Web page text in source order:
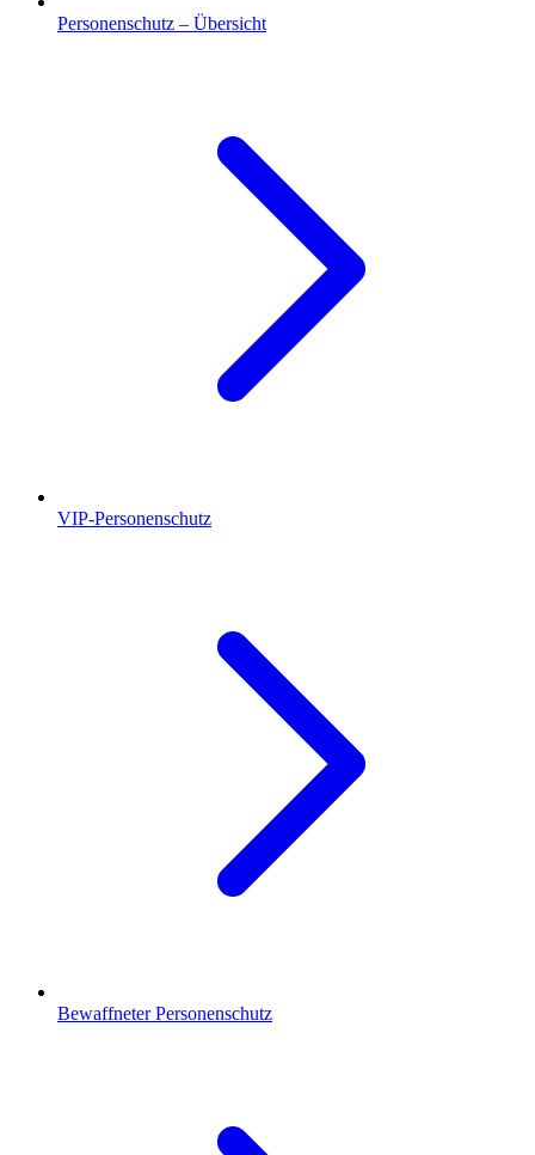
Personenschutz – Übersicht
VIP-Personenschutz
Bewaffneter Personenschutz